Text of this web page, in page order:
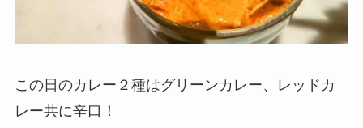
この日のカレー２種はグリーンカレー、レッドカ
レー共に辛口！